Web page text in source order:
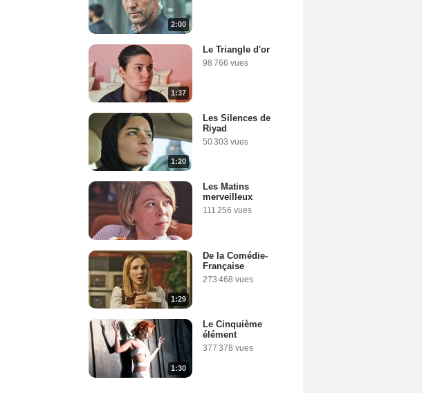
2:00
1:37
Le Triangle d'or
98 766 vues
1:20
Les Silences de
Riyad
50 303 vues
Les Matins
merveilleux
111 256 vues
1:29
De la Comédie-
Française
273 468 vues
1:30
Le Cinquième
élément
377 378 vues